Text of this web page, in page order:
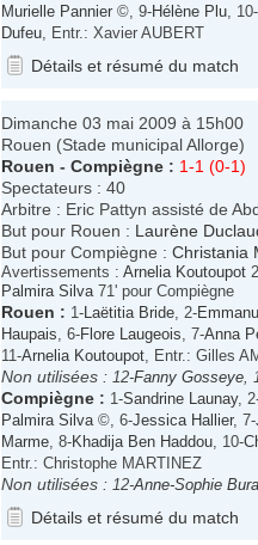
Murielle Pannier ©, 9-Hélène Plu , 10-
Dufeu , Entr.: Xavier AUBERT
Détails et résumé du match
Dimanche 03 mai 2009 à 15h00
Rouen (Stade municipal Allorge)
Rouen - Compiègne : 1-1 (0-1)
Spectateurs : 40
Arbitre : Eric Pattyn assisté de
But pour Rouen : Laurène
But pour Compiègne : Christania
Avertissements : Arnelia Koutoupot
Palmira Silva 71' pour Compiègne
Rouen : 1- Laëtitia Bride , 2-
Haupais , 6-Flore Laugeois , 7-Anna
11-Arnelia Koutoupot , Entr.: Gilles
Non utilisées : 12-Fanny Gosseye ,
Compiègne : 1-Sandrine Launay,
Palmira Silva ©, 6-Jessica Hallier, 7-
Marme , 8-Khadija Ben Haddou , 10-
Entr.: Christophe MARTINEZ
Non utilisées : 12-Anne-Sophie
Détails et résumé du match